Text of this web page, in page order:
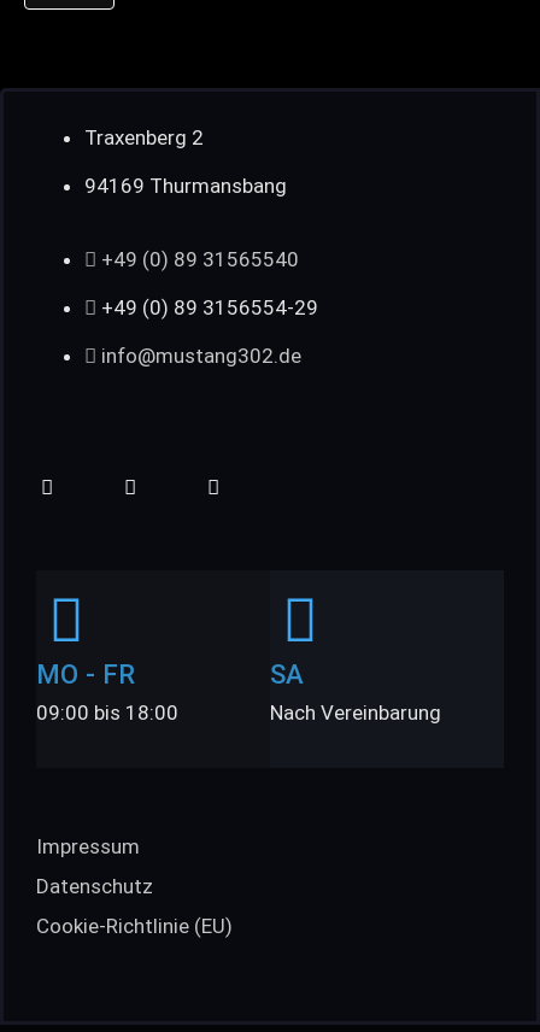
Traxenberg 2
94169 Thurmansbang
+49 (0) 89 31565540
+49 (0) 89 3156554-29
info@mustang302.de
MO - FR
09:00 bis 18:00
SA
Nach Vereinbarung
Impressum
Datenschutz
Cookie-Richtlinie (EU)